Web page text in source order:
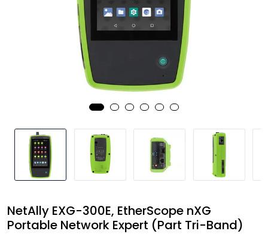
NetAlly EXG-300E, EtherScope nXG
Portable Network Expert (Part Tri-Band)
Navigasjon & Kommunikasjon
Maskinvern & Instrumentering
Kampanjer